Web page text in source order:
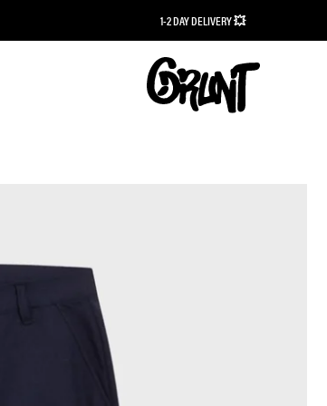
1-2 DAY DELIVERY 💥